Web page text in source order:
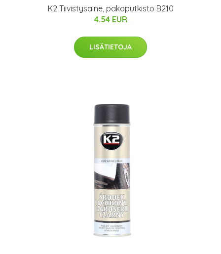
K2 Tiivistysaine, pakoputkisto B210
4.54 EUR
LISÄTIETOJA